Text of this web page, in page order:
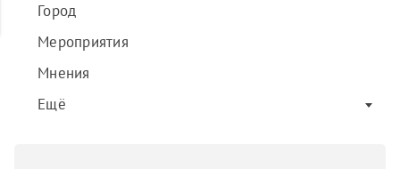
Город
Мероприятия
Мнения
Ещё